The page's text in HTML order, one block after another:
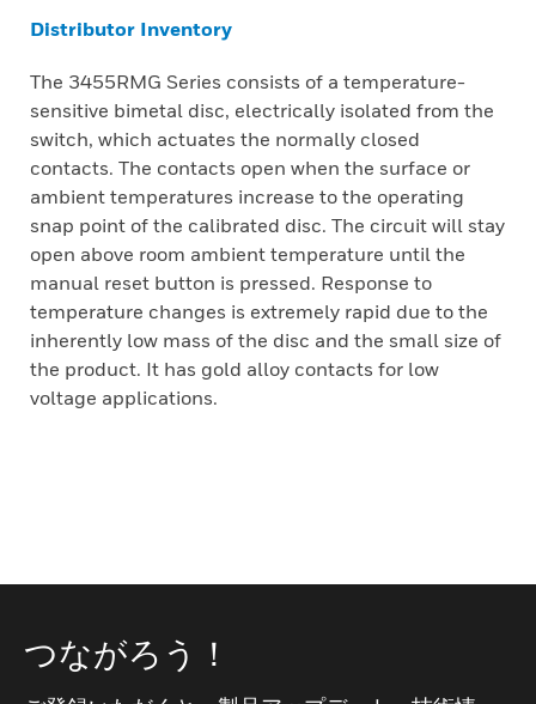
Distributor Inventory
The 3455RMG Series consists of a temperature-
sensitive bimetal disc, electrically isolated from the
switch, which actuates the normally closed
contacts. The contacts open when the surface or
ambient temperatures increase to the operating
snap point of the calibrated disc. The circuit will stay
open above room ambient temperature until the
manual reset button is pressed. Response to
temperature changes is extremely rapid due to the
inherently low mass of the disc and the small size of
the product. It has gold alloy contacts for low
voltage applications.
つながろう！